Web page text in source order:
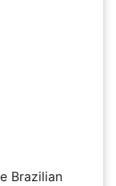
Brazilian